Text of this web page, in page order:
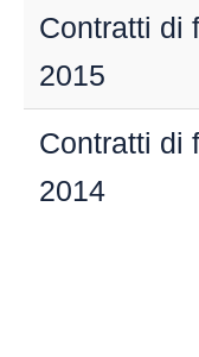
Contratti di
2015
Contratti di
2014